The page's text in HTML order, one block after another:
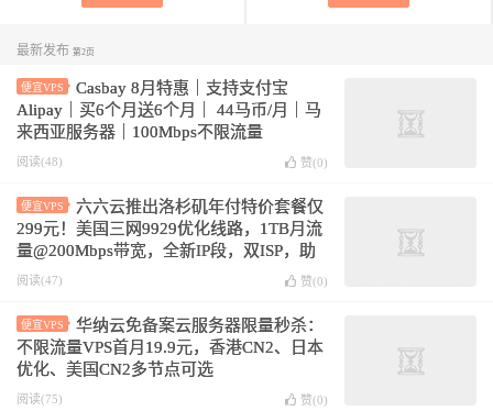
最新发布 第2页
便宜VPS
Casbay 8月特惠｜支持支付宝
Alipay｜买6个月送6个月｜ 44马币/月｜马
来西亚服务器｜100Mbps不限流量
阅读(48) 赞(0)
便宜VPS
六六云推出洛杉矶年付特价套餐仅
299元！美国三网9929优化线路，1TB月流
量@200Mbps带宽，全新IP段，双ISP，助
力tiktok业务
阅读(47) 赞(0)
便宜VPS
华纳云免备案云服务器限量秒杀：
不限流量VPS首月19.9元，香港CN2、日本
优化、美国CN2多节点可选
阅读(75) 赞(0)